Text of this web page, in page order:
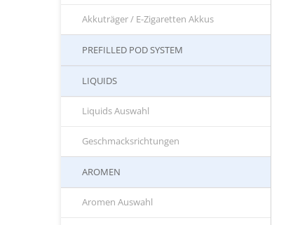
Akkuträger / E-Zigaretten Akkus
PREFILLED POD SYSTEM
LIQUIDS
Liquids Auswahl
Geschmacksrichtungen
AROMEN
Aromen Auswahl